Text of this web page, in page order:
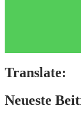
Translate:
Neueste